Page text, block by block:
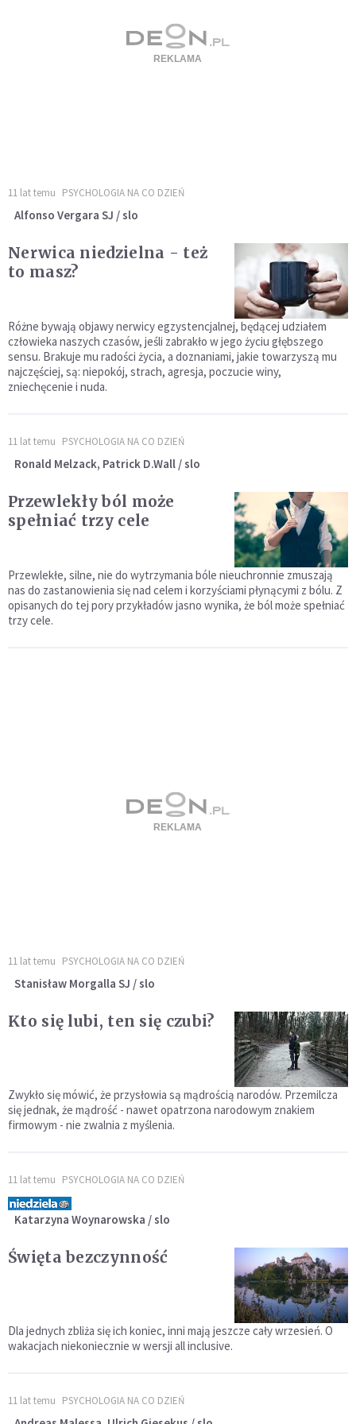
11 lat temu PSYCHOLOGIA NA CO DZIEŃ
Alfonso Vergara SJ / slo
Nerwica niedzielna - też
to masz?
Różne bywają objawy nerwicy egzystencjalnej, będącej udziałem
człowieka naszych czasów, jeśli zabrakło w jego życiu głębszego
sensu. Brakuje mu radości życia, a doznaniami, jakie towarzyszą mu
najczęściej, są: niepokój, strach, agresja, poczucie winy,
zniechęcenie i nuda.
11 lat temu PSYCHOLOGIA NA CO DZIEŃ
Ronald Melzack, Patrick D.Wall / slo
Przewlekły ból może
spełniać trzy cele
Przewlekłe, silne, nie do wytrzymania bóle nieuchronnie zmuszają
nas do zastanowienia się nad celem i korzyściami płynącymi z bólu. Z
opisanych do tej pory przykładów jasno wynika, że ból może spełniać
trzy cele.
11 lat temu PSYCHOLOGIA NA CO DZIEŃ
Stanisław Morgalla SJ / slo
Kto się lubi, ten się czubi?
Zwykło się mówić, że przysłowia są mądrością narodów. Przemilcza
się jednak, że mądrość - nawet opatrzona narodowym znakiem
firmowym - nie zwalnia z myślenia.
11 lat temu PSYCHOLOGIA NA CO DZIEŃ
Katarzyna Woynarowska / slo
Święta bezczynność
Dla jednych zbliża się ich koniec, inni mają jeszcze cały wrzesień. O
wakacjach niekoniecznie w wersji all inclusive.
11 lat temu PSYCHOLOGIA NA CO DZIEŃ